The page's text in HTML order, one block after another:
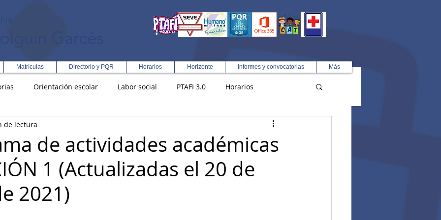
Matrículas Directorio y PQR Horarios Horizonte Informes y convocatorias Más
Orientación escolar Labor social PTAFI 3.0 Horarios
Integral en Turismo
Rectoría Democracia
de actividades académicas
1 (Actualizadas el 20 de
2021)
de lectura